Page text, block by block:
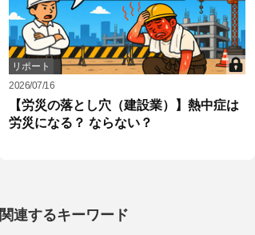
リポート
2026/07/16
【労災の落とし穴（建設業）】熱中症は
労災になる？ ならない？
関連するキーワード